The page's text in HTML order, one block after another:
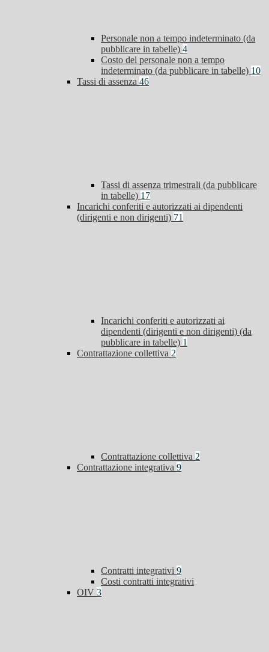
Personale non a tempo indeterminato (da
pubblicare in tabelle) 4
Costo del personale non a tempo
indeterminato (da pubblicare in tabelle) 10
Tassi di assenza 46
Tassi di assenza trimestrali (da pubblicare
in tabelle) 17
Incarichi conferiti e autorizzati ai dipendenti
(dirigenti e non dirigenti) 71
Incarichi conferiti e autorizzati ai
dipendenti (dirigenti e non dirigenti) (da
pubblicare in tabelle) 1
Contrattazione collettiva 2
Contrattazione collettiva 2
Contrattazione integrativa 9
Contratti integrativi 9
Costi contratti integrativi
OIV 3